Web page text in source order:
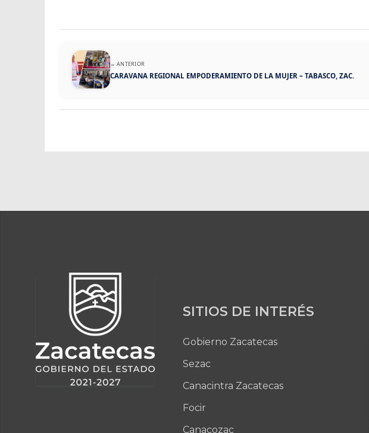
← ANTERIOR
CARAVANA REGIONAL EMPODERAMIENTO DE LA MUJER – TABASCO, ZAC.
SITIOS DE INTERÉS
Gobierno Zacatecas
Sezac
Canacintra Zacatecas
Focir
Canacozac